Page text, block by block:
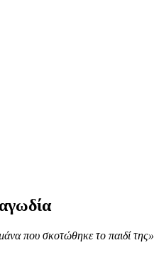
που σκοτώθηκε το παιδί της»